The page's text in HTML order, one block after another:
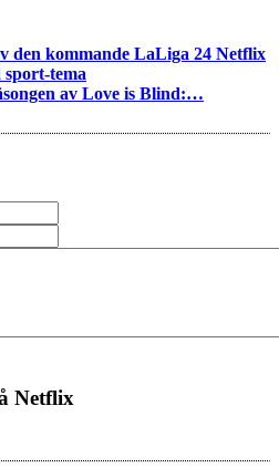
den kommande LaLiga 24 Netflix
sport-tema
av Love is Blind:…
Netflix